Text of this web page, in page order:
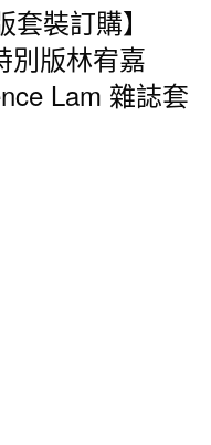
套裝訂購】
別版林宥嘉
Lam 雜誌套